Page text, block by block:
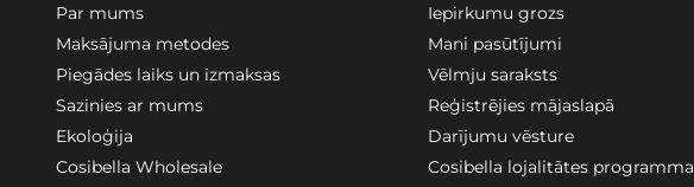
Par mums
Maksājuma metodes
Piegādes laiks un izmaksas
Sazinies ar mums
Ekoloģija
Cosibella Wholesale
Iepirkumu grozs
Mani pasūtījumi
Vēlmju saraksts
Reģistrējies mājaslapā
Darījumu vēsture
Cosibella lojalitātes programma